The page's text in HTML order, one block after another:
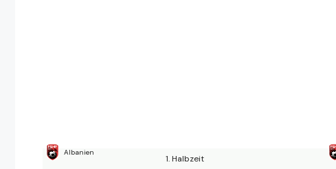
Albanien
1. Halbzeit